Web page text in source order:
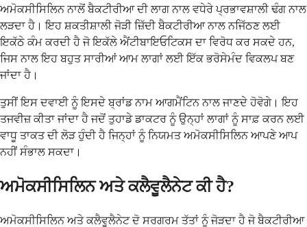
ਅਮੋਕਸੀਸਿਲਿਨ ਨਾਲੋਂ ਬੈਕਟੀਰੀਆ ਦੀ ਲਾਗ ਨਾਲ ਵਧੇਰੇ ਪ੍ਰਭਾਵਸ਼ਾਲੀ ਢੰਗ ਨਾਲ
ਲੜਦਾ ਹੈ। ਇਹ ਸ਼ਕਤੀਸ਼ਾਲੀ ਜੋੜੀ ਜ਼ਿੱਦੀ ਬੈਕਟੀਰੀਆ ਨਾਲ ਨਜਿੱਠਣ ਲਈ
ਇਕੱਠੇ ਕੰਮ ਕਰਦੀ ਹੈ ਜੋ ਇਕੱਲੇ ਐਂਟੀਬਾਇਓਟਿਕਸ ਦਾ ਵਿਰੋਧ ਕਰ ਸਕਦੇ ਹਨ,
ਜਿਸ ਨਾਲ ਇਹ ਬਹੁਤ ਸਾਰੀਆਂ ਆਮ ਲਾਗਾਂ ਲਈ ਇੱਕ ਭਰੋਸੇਮੰਦ ਵਿਕਲਪ ਬਣ
ਜਾਂਦਾ ਹੈ।
ਤੁਸੀਂ ਇਸ ਦਵਾਈ ਨੂੰ ਇਸਦੇ ਬ੍ਰਾਂਡ ਨਾਮ ਆਗਮੈਂਟਿਨ ਨਾਲ ਜਾਣਦੇ ਹੋਵੋਗੇ। ਇਹ
ਤਜਵੀਜ਼ ਕੀਤਾ ਜਾਂਦਾ ਹੈ ਜਦੋਂ ਤੁਹਾਡੇ ਡਾਕਟਰ ਨੂੰ ਉਨ੍ਹਾਂ ਲਾਗਾਂ ਨੂੰ ਸਾਫ਼ ਕਰਨ ਲਈ
ਵਾਧੂ ਤਾਕਤ ਦੀ ਲੋੜ ਹੁੰਦੀ ਹੈ ਜਿਨ੍ਹਾਂ ਨੂੰ ਨਿਯਮਤ ਅਮੋਕਸੀਸਿਲਿਨ ਆਪਣੇ ਆਪ
ਨਹੀਂ ਸੰਭਾਲ ਸਕਦਾ।
ਅਮੋਕਸੀਸਿਲਿਨ ਅਤੇ ਕਲੈਵੂਲੈਨੇਟ ਕੀ ਹੈ?
ਅਮੋਕਸੀਸਿਲਿਨ ਅਤੇ ਕਲੈਵੂਲੈਨੇਟ ਦੋ ਸਰਗਰਮ ਤੱਤਾਂ ਨੂੰ ਜੋੜਦਾ ਹੈ ਜੋ ਬੈਕਟੀਰੀਆ